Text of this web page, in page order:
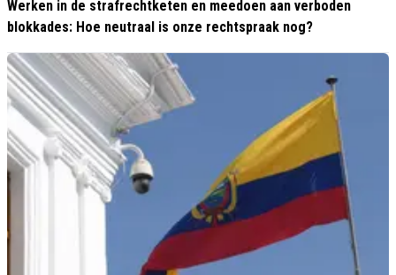
Werken in de strafrechtketen en meedoen aan verboden
blokkades: Hoe neutraal is onze rechtspraak nog?